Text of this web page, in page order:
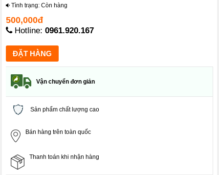
Tình trạng: Còn hàng
500,000đ
Hotline:0961.920.167
Vận chuyển đơn giản
Sản phẩm chất lượng cao
Bán hàng trên toàn quốc
Thanh toán khi nhận hàng